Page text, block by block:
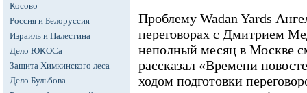
Косово
Россия и Белоруссия
Израиль и Палестина
Дело ЮКОСа
Защита Химкинского леса
Дело Бульбова
Проблему Wadan Yards
переговорах с Дмитрием
неполный месяц в Москве
рассказал «Времени
ходом подготовки